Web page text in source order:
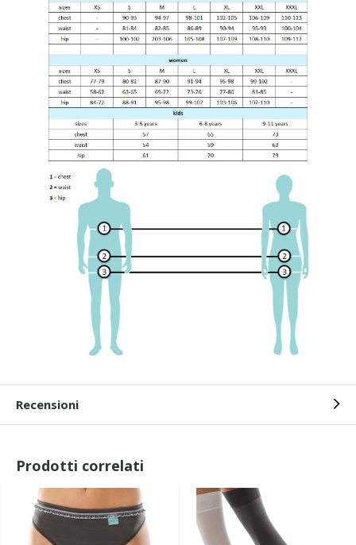
Recensioni
Prodotti correlati